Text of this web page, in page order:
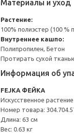
Материалы и уход
Растение:
100% полиэстер (100 %
Внутреннее кашпо:
Полипропилен, Бетон
Протирать сухой
Информация об
FEJKA ФЕЙКА
Искусственное
Номер товара:
Длина: 63 см
Вес: 0.63 кг